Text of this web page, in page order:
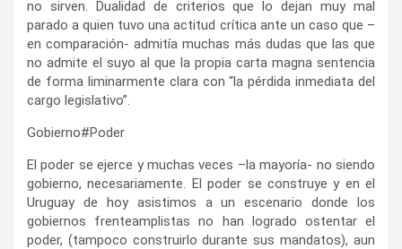
no sirven. Dualidad de criterios que lo dejan muy mal
parado a quien tuvo una actitud crítica ante un caso que –
en comparación- admitía muchas más dudas que las que
no admite el suyo al que la propia carta magna sentencia
de forma liminarmente clara con “la pérdida inmediata del
cargo legislativo”.
Gobierno#Poder
El poder se ejerce y muchas veces –la mayoría- no siendo
gobierno, necesariamente. El poder se construye y en el
Uruguay de hoy asistimos a un escenario donde los
gobiernos frenteamplistas no han logrado ostentar el
poder, (tampoco construirlo durante sus mandatos), aun